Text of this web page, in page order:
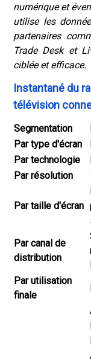
numérique et
utilise les
partenaires
Trade Desk et
ciblée et efficace.
Instantané du
télévision
Segmentation
Par type d'écran
Par technologie
Par résolution
Par taille d'écran
Par canal de
distribution
Par utilisation
finale